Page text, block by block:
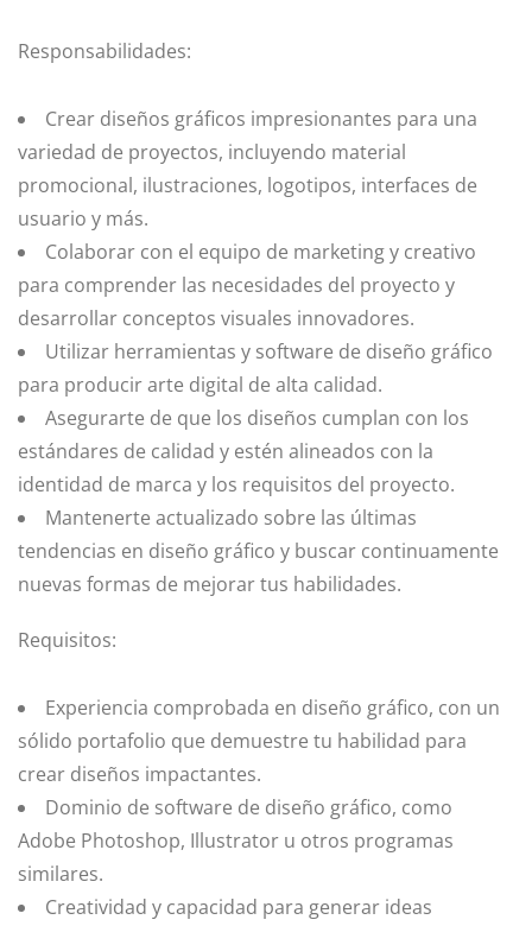
Responsabilidades:
Crear diseños gráficos impresionantes para una
variedad de proyectos, incluyendo material
promocional, ilustraciones, logotipos, interfaces de
usuario y más.
Colaborar con el equipo de marketing y creativo
para comprender las necesidades del proyecto y
desarrollar conceptos visuales innovadores.
Utilizar herramientas y software de diseño gráfico
para producir arte digital de alta calidad.
Asegurarte de que los diseños cumplan con los
estándares de calidad y estén alineados con la
identidad de marca y los requisitos del proyecto.
Mantenerte actualizado sobre las últimas
tendencias en diseño gráfico y buscar continuamente
nuevas formas de mejorar tus habilidades.
Requisitos:
Experiencia comprobada en diseño gráfico, con un
sólido portafolio que demuestre tu habilidad para
crear diseños impactantes.
Dominio de software de diseño gráfico, como
Adobe Photoshop, Illustrator u otros programas
similares.
Creatividad y capacidad para generar ideas